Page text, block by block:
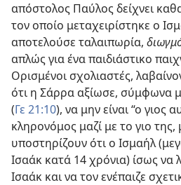
απόστολος Παύλος δείχνει
τον οποίο μεταχειρίστηκε ο
αποτελούσε ταλαιπωρία,
απλώς για ένα παιδιάστικο
Ορισμένοι σχολιαστές,
ότι η Σάρρα αξίωσε, σύμφωνα
(Γε 21:10), να μην είναι “ο γιος
κληρονόμος μαζί με το γιο της,
υποστηρίζουν ότι ο Ισμαήλ
Ισαάκ κατά 14 χρόνια) ίσως να
Ισαάκ και να τον ενέπαιζε